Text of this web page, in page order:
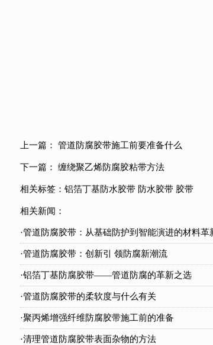
上一篇： 管道防腐胶带施工前要准备什么
下一篇： 缠绕聚乙烯防腐胶粘带方法
相关标签： 铝箔丁基防水胶带 防水胶带 胶带
相关新闻：
·管道防腐胶带：从基础防护到智能演进的材料革
·管道防腐胶带：创新引 领防腐新潮流
·铝箔丁基防腐胶带——管道防腐的革新之选
·管道防腐胶带的柔软度与什么有关
·聚丙烯增强纤维防腐胶带施工前的准备
·清理管道防腐胶带表面杂物的方法